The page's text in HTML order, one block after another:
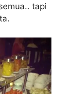
tapi